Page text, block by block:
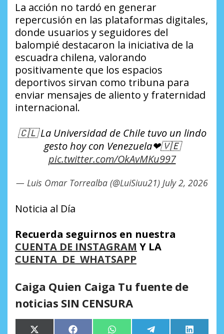
La acción no tardó en generar
repercusión en las plataformas digitales,
donde usuarios y seguidores del
balompié destacaron la iniciativa de la
escuadra chilena, valorando
positivamente que los espacios
deportivos sirvan como tribuna para
enviar mensajes de aliento y fraternidad
internacional.
🇨🇱 La Universidad de Chile tuvo un lindo
gesto hoy con Venezuela❤🇻🇪
pic.twitter.com/OkAvMKu997
— Luis Omar Torrealba (@LuiSiuu21) July 2, 2026
Noticia al Día
Recuerda seguirnos en nuestra
CUENTA DE INSTAGRAM Y LA
CUENTA DE WHATSAPP
Caiga Quien Caiga Tu fuente de
noticias SIN CENSURA
Compartir Compartir Compartir Compartir